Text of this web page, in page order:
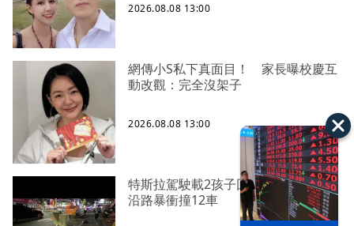
2026.08.08 13:00
網傳小S私下真面目！ 家長曝校慶互
動改觀：完全沒架子
2026.08.08 13:00
特斯拉駕駛載2孩子回老家 汽車失控
沿路暴衝撞12車